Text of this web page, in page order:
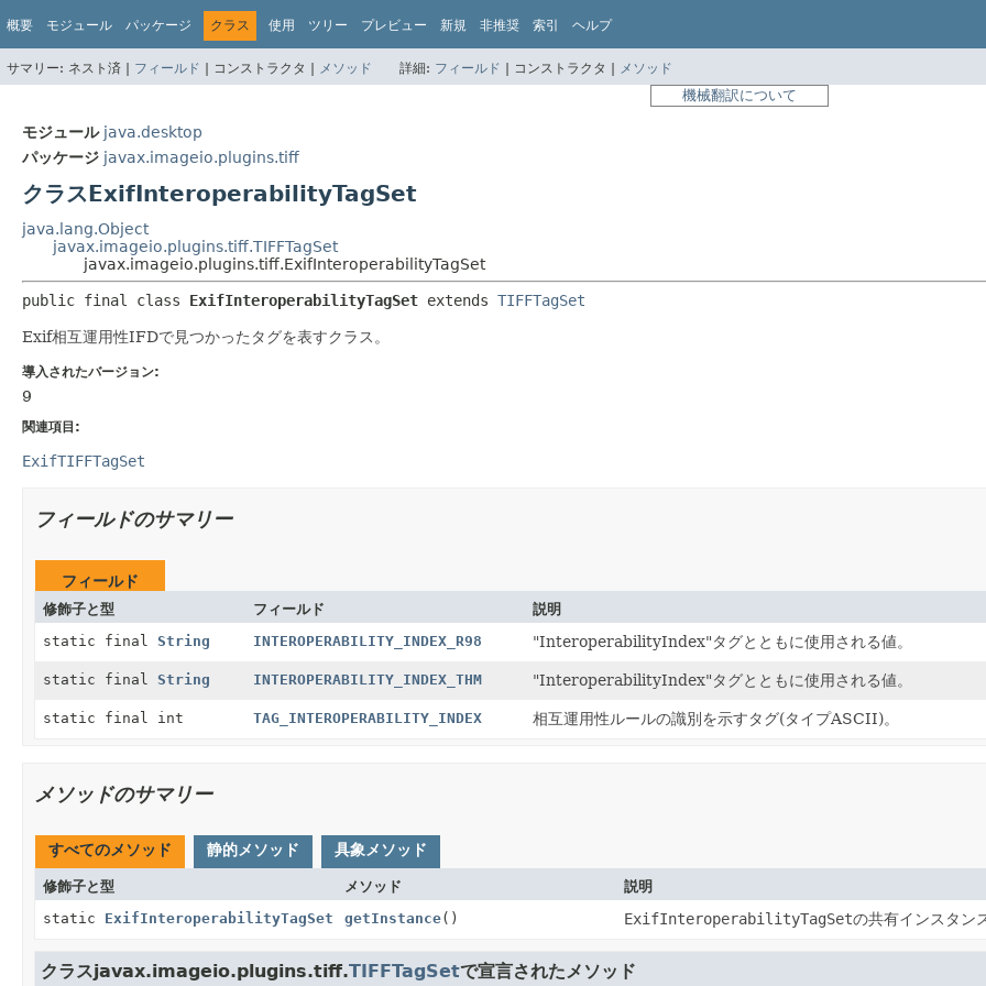
概要 モジュール パッケージ クラス 使用 ツリー プレビュー 新規 非推奨 索引 ヘルプ
サマリー: ネスト済 | フィールド | コンストラクタ | メソッド 詳細: フィールド | コンストラクタ | メソッド
機械翻訳について
モジュール java.desktop
パッケージ javax.imageio.plugins.tiff
クラスExifInteroperabilityTagSet
java.lang.Object
javax.imageio.plugins.tiff.TIFFTagSet
javax.imageio.plugins.tiff.ExifInteroperabilityTagSet
public final class ExifInteroperabilityTagSet extends TIFFTagSet
Exif相互運用性IFDで見つかったタグを表すクラス。
導入されたバージョン:
9
関連項目:
ExifTIFFTagSet
フィールドのサマリー
フィールド
修飾子と型 フィールド
説明
static final String INTEROPERABILITY_INDEX_R98 "InteroperabilityIndex"タグとともに使用される値。
static final String INTEROPERABILITY_INDEX_THM "InteroperabilityIndex"タグとともに使用される値。
static final int TAG_INTEROPERABILITY_INDEX 相互運用性ルールの識別を示すタグ(タイプASCII)。
メソッドのサマリー
すべてのメソッド 静的メソッド 具象メソッド
修飾子と型 メソッド
説明
static ExifInteroperabilityTagSet getInstance() ExifInteroperabilityTagSetの共有インスタン
クラスjavax.imageio.plugins.tiff.TIFFTagSetで宣言されたメソッド